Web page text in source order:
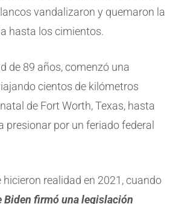
vandalizaron y quemaron la
hasta los cimientos.
de 89 años, comenzó una
cientos de kilómetros
de Fort Worth, Texas, hasta
presionar por un feriado federal
hicieron realidad en 2021, cuando
Biden firmó una legislación